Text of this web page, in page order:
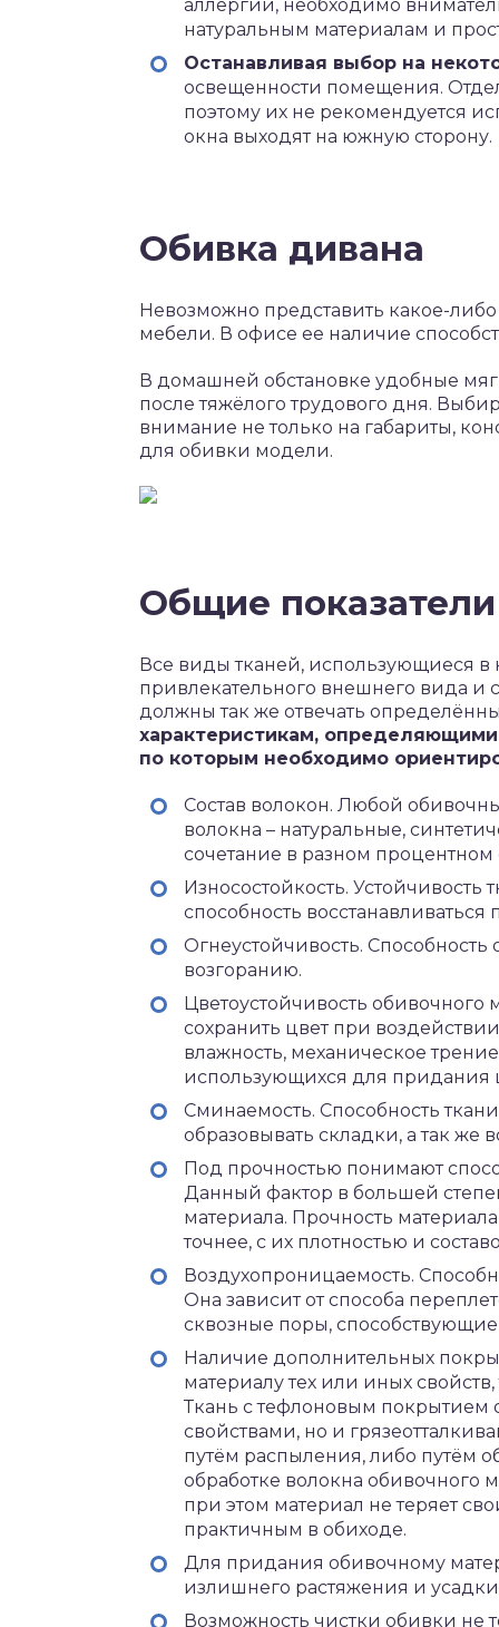
аллергии, необходимо
натуральным материалам и
Останавливая выбор на
освещенности помещения.
поэтому их не рекомендуется
окна выходят на южную сторону.
Обивка дивана
Невозможно представить какое-
мебели. В офисе ее наличие
В домашней обстановке удобные
после тяжёлого трудового дня.
внимание не только на габариты,
для обивки модели.
Общие показатели
Все виды тканей, использующиеся в
привлекательного внешнего вида и
должны так же отвечать
характеристикам,
по которым необходимо
Состав волокон. Любой
волокна – натуральные,
сочетание в разном
Износостойкость.
способность восстанавливаться
Огнеустойчивость. Способность
возгоранию.
Цветоустойчивость обивочного
сохранить цвет при
влажность, механическое
использующихся для придания
Сминаемость. Способность
образовывать складки, а так же
Под прочностью понимают
Данный фактор в большей
материала. Прочность
точнее, с их плотностью и
Воздухопроницаемость.
Она зависит от способа
сквозные поры,
Наличие дополнительных
материалу тех или иных
Ткань с тефлоновым покрытием
свойствами, но и
путём распыления, либо путём
обработке волокна обивочного
при этом материал не теряет
практичным в обиходе.
Для придания обивочному
излишнего растяжения и
Возможность чистки обивки не